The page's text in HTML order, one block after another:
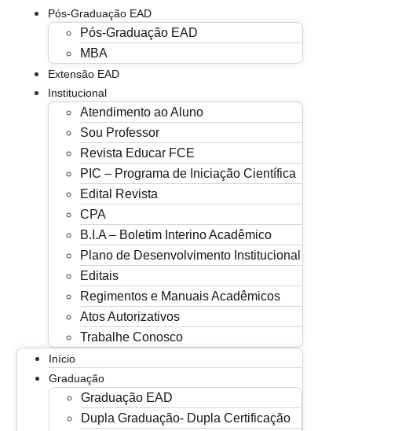
Pós-Graduação EAD
Pós-Graduação EAD
MBA
Extensão EAD
Institucional
Atendimento ao Aluno
Sou Professor
Revista Educar FCE
PIC – Programa de Iniciação Científica
Edital Revista
CPA
B.I.A – Boletim Interino Acadêmico
Plano de Desenvolvimento Institucional
Editais
Regimentos e Manuais Acadêmicos
Atos Autorizativos
Trabalhe Conosco
Início
Graduação
Graduação EAD
Dupla Graduação- Dupla Certificação